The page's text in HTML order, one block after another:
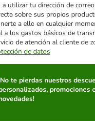
utilizar tu dirección de
sobre sus propios
a ello en cualquier
a los gastos básicos de
de atención al cliente de
de datos
te pierdas nuestros
promociones